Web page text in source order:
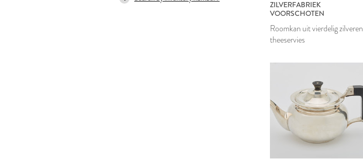
ZILVERFABRIEK
VOORSCHOTEN
Roomkan uit vierdelig zilveren
theeservies